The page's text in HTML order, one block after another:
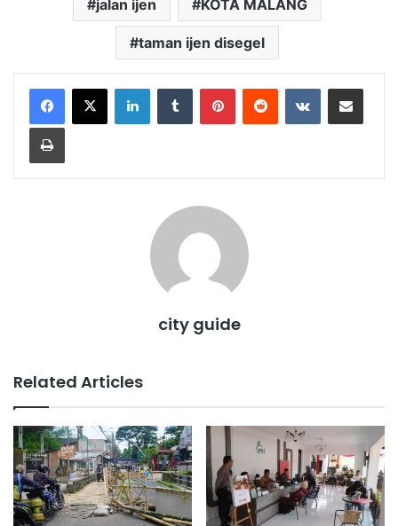
jalan ijen KOTA MALANG
taman ijen disegel
LinkedInTumblr PinterestReddit VKontakteShare via Email
Print
city guide
Related Articles